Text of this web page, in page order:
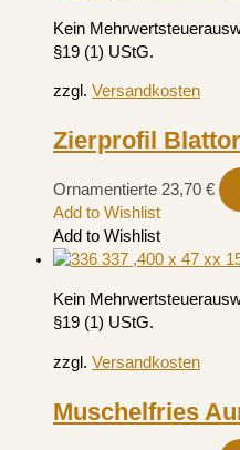
Kein
§19 (1) UStG.
zzgl. Versandkosten
Zierprofil
Ornamentierte 23,70 €
Add to Wishlist
Add to Wishlist
Kein
§19 (1) UStG.
zzgl. Versandkosten
Muschelfries